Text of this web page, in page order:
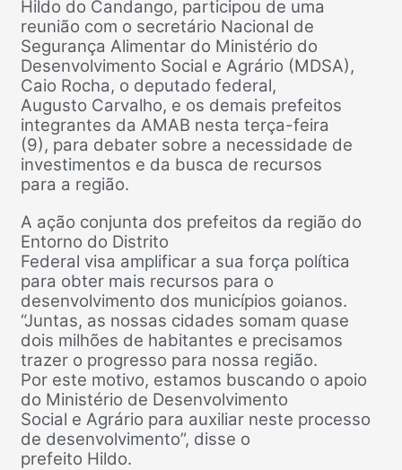
Hildo do Candango, participou de uma
reunião com o secretário Nacional de
Segurança Alimentar do Ministério do
Desenvolvimento Social e Agrário (MDSA),
Caio Rocha, o deputado federal,
Augusto Carvalho, e os demais prefeitos
integrantes da AMAB nesta terça-feira
(9), para debater sobre a necessidade de
investimentos e da busca de recursos
para a região.
A ação conjunta dos prefeitos da região do
Entorno do Distrito
Federal visa amplificar a sua força política
para obter mais recursos para o
desenvolvimento dos municípios goianos.
“Juntas, as nossas cidades somam quase
dois milhões de habitantes e precisamos
trazer o progresso para nossa região.
Por este motivo, estamos buscando o apoio
do Ministério de Desenvolvimento
Social e Agrário para auxiliar neste processo
de desenvolvimento”, disse o
prefeito Hildo.